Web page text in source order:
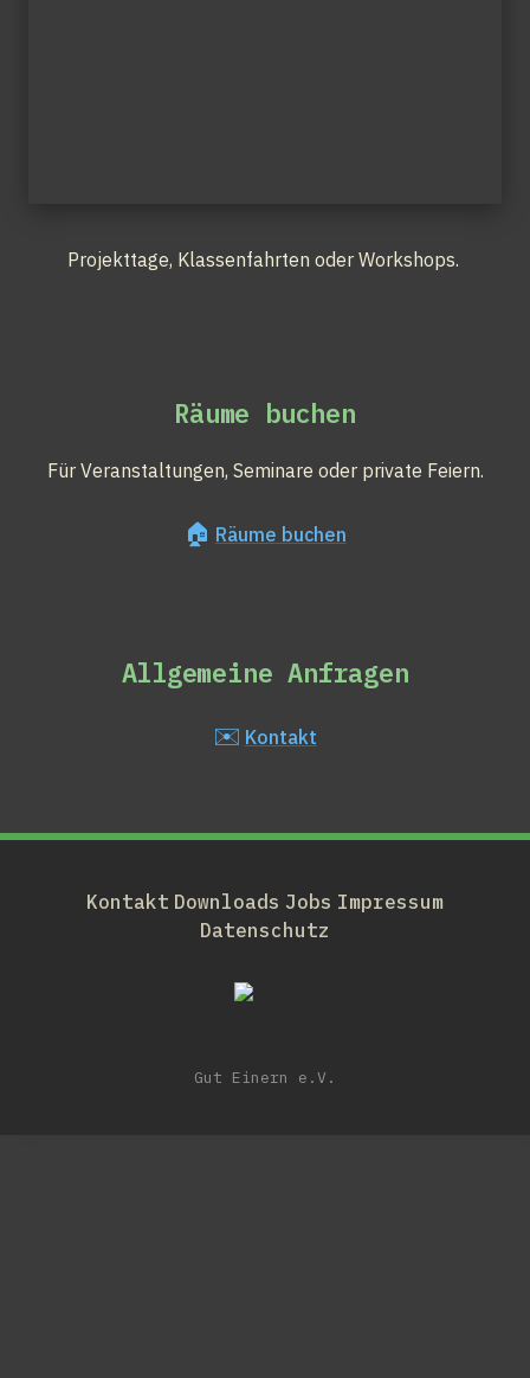
Projekttage, Klassenfahrten oder Workshops.
Räume buchen
Für Veranstaltungen, Seminare oder private Feiern.
🏠 Räume buchen
Allgemeine Anfragen
✉️ Kontakt
Kontakt Downloads Jobs Impressum
Datenschutz
Gut Einern e.V.